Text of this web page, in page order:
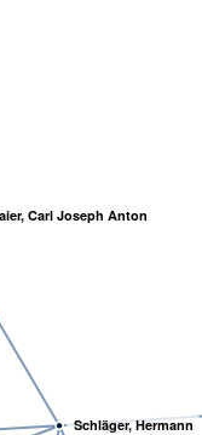
Carl Joseph Anton
Schläger, Hermann